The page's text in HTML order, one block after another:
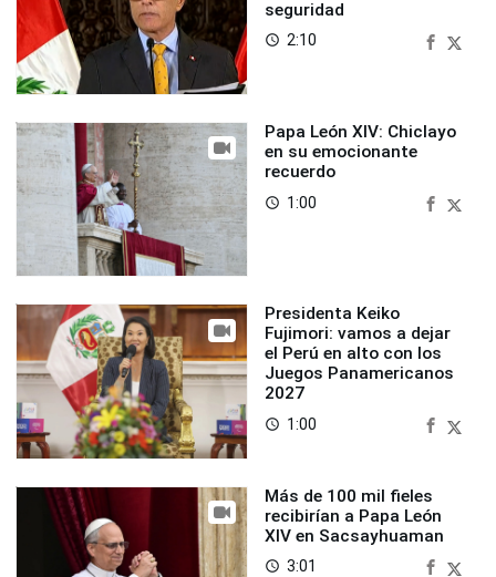
seguridad
access_time 2:10
Papa León XIV: Chiclayo
en su emocionante
recuerdo
access_time 1:00
Presidenta Keiko
Fujimori: vamos a dejar
el Perú en alto con los
Juegos Panamericanos
2027
access_time 1:00
Más de 100 mil fieles
recibirían a Papa León
XIV en Sacsayhuaman
access_time 3:01